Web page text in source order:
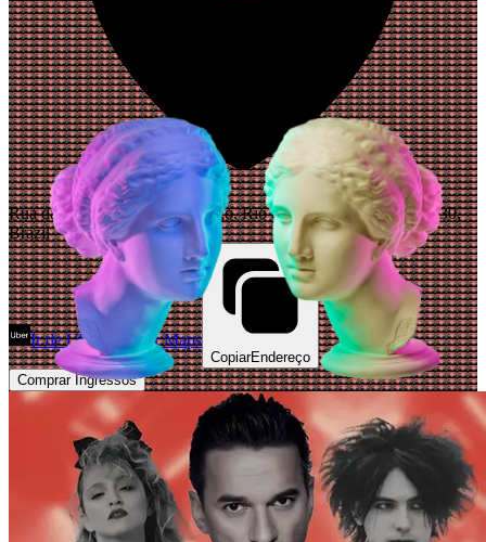
Rua da Passagem, 19 - Botafogo, Rio de Janeiro - RJ, 22290-030,
Brazil
Ir de Uber Abrir Maps
CopiarEndereço
Comprar Ingressos